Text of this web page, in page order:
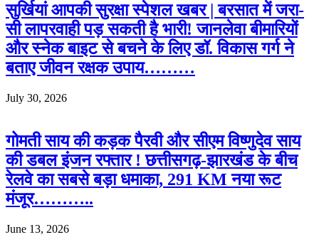
सुर्खियां आपकी सुरक्षा स्पेशल खबर | बरसात में जरा-
सी लापरवाही पड़ सकती है भारी! जानलेवा बीमारियों
और स्नेक बाइट से बचने के लिए डॉ. विकास गर्ग ने
बताए जीवन रक्षक उपाय………
July 30, 2026
गोमती साय की कड़क पैरवी और सीएम विष्णुदेव साय
की डबल इंजन रफ्तार ! छत्तीसगढ़-झारखंड के बीच
रेलवे का सबसे बड़ा धमाका, 291 KM नया रूट
मंजूर………..
June 13, 2026